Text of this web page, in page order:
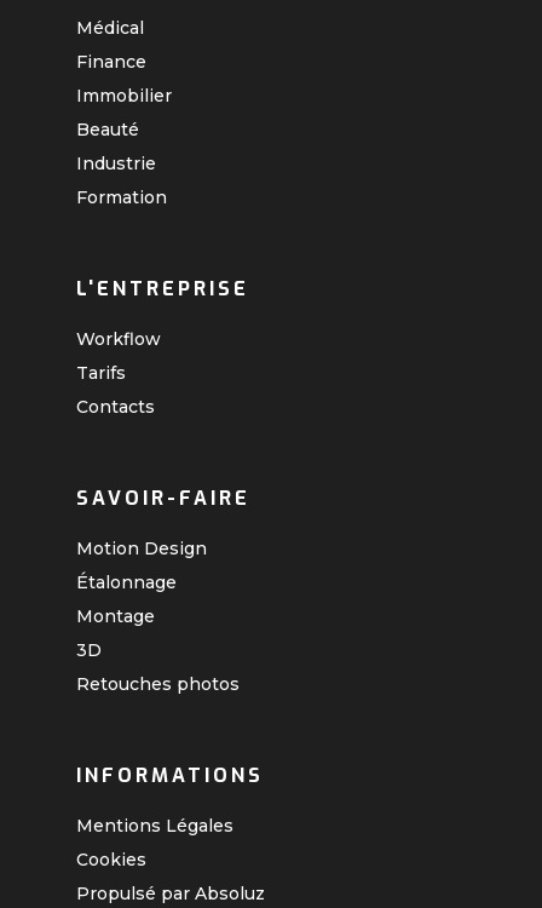
Médical
Finance
Immobilier
Beauté
Industrie
Formation
L'ENTREPRISE
Workflow
Tarifs
Contacts
SAVOIR-FAIRE
Motion Design
Étalonnage
Montage
3D
Retouches photos
INFORMATIONS
Mentions Légales
Cookies
Propulsé par Absoluz